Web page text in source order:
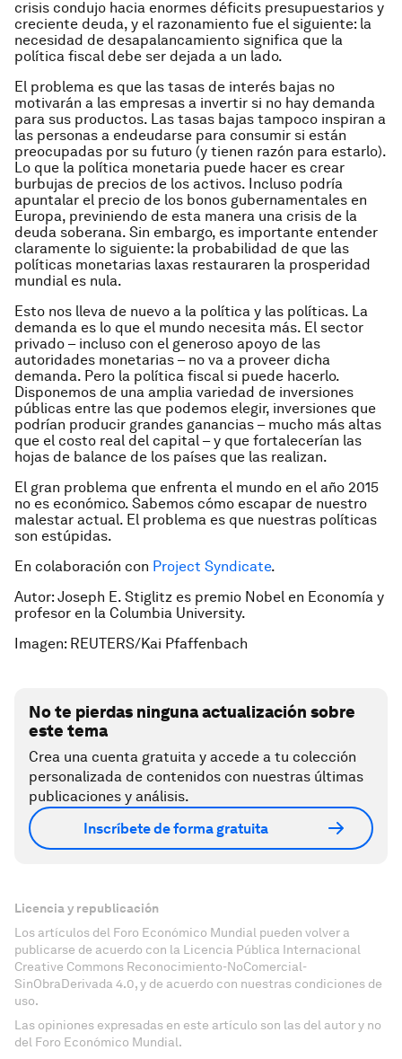
crisis condujo hacia enormes déficits presupuestarios y
creciente deuda, y el razonamiento fue el siguiente: la
necesidad de desapalancamiento significa que la
política fiscal debe ser dejada a un lado.
El problema es que las tasas de interés bajas no
motivarán a las empresas a invertir si no hay demanda
para sus productos. Las tasas bajas tampoco inspiran a
las personas a endeudarse para consumir si están
preocupadas por su futuro (y tienen razón para estarlo).
Lo que la política monetaria puede hacer es crear
burbujas de precios de los activos. Incluso podría
apuntalar el precio de los bonos gubernamentales en
Europa, previniendo de esta manera una crisis de la
deuda soberana. Sin embargo, es importante entender
claramente lo siguiente: la probabilidad de que las
políticas monetarias laxas restauraren la prosperidad
mundial es nula.
Esto nos lleva de nuevo a la política y las políticas. La
demanda es lo que el mundo necesita más. El sector
privado – incluso con el generoso apoyo de las
autoridades monetarias – no va a proveer dicha
demanda. Pero la política fiscal si puede hacerlo.
Disponemos de una amplia variedad de inversiones
públicas entre las que podemos elegir, inversiones que
podrían producir grandes ganancias – mucho más altas
que el costo real del capital – y que fortalecerían las
hojas de balance de los países que las realizan.
El gran problema que enfrenta el mundo en el año 2015
no es económico. Sabemos cómo escapar de nuestro
malestar actual. El problema es que nuestras políticas
son estúpidas.
En colaboración con Project Syndicate.
Autor: Joseph E. Stiglitz es premio Nobel en Economía y
profesor en la Columbia University.
Imagen: REUTERS/Kai Pfaffenbach
No te pierdas ninguna actualización sobre
este tema
Crea una cuenta gratuita y accede a tu colección
personalizada de contenidos con nuestras últimas
publicaciones y análisis.
Inscríbete de forma gratuita
Licencia y republicación
Los artículos del Foro Económico Mundial pueden volver a
publicarse de acuerdo con la Licencia Pública Internacional
Creative Commons Reconocimiento-NoComercial-
SinObraDerivada 4.0, y de acuerdo con nuestras condiciones de
uso.
Las opiniones expresadas en este artículo son las del autor y no
del Foro Económico Mundial.